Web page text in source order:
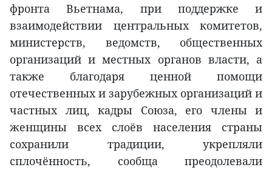
фронта Вьетнама, при поддержке и
взаимодействии центральных комитетов,
министерств, ведомств, общественных
организаций и местных органов власти, а
также благодаря ценной помощи
отечественных и зарубежных организаций и
частных лиц, кадры Союза, его члены и
женщины всех слоёв населения страны
сохранили традиции, укрепляли
сплочённость, сообща преодолевали